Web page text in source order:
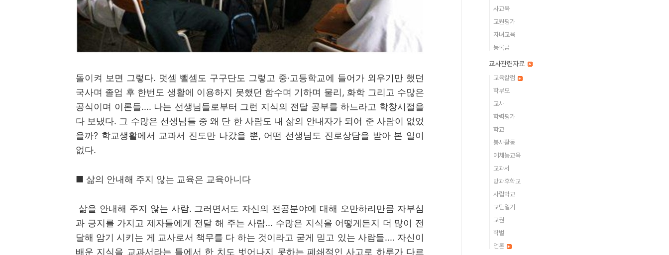
돌이켜 보면 그렇다. 덧셈 뺄셈도 구구단도 그렇고 중·고등학교에 들어가 외우기만 했던
국사며 졸업 후 한번도 생활에 이용하지 못했던 함수며 기하며 물리 , 화학 그리고 수많은
공식이며 이론들.... 나는 선생님들로부터 그런 지식의 전달 공부를 하느라고 학창시절을
다 보냈다. 그 수많은 선생님들 중 왜 단 한 사람도 내 삶의 안내자가 되어 준 사람이 없었
을까? 학교생활에서 교과서 진도만 나갔을 뿐, 어떤 선생님도 진로상담을 받아 본 일이
없다.
■ 삶의 안내해 주지 않는 교육은 교육아니다
삶을 안내해 주지 않는 사람. 그러면서도 자신의 전공분야에 대해 오만하리만큼 자부심
과 긍지를 가지고 제자들에게 전달 해 주는 사람... 수많은 지식을 어떻게든지 더 많이 전
달해 암기 시키는 게 교사로서 책무를 다 하는 것이라고 굳게 믿고 있는 사람들.... 자신이
배운 지식을 교과서라는 틀에서 한 치도 벗어나지 못하는 폐쇄적인 사고로 하루가 다르
사교육
교원평가
자녀교육
등록금
교사관련자료
교육칼럼
학부모
교사
학력평가
학교
봉사활동
예체능교육
교과서
방과후학교
사립학교
교단일기
교권
학벌
언론